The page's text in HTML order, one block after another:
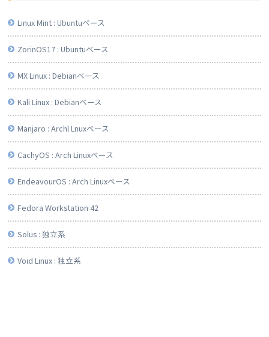
Linux Mint : Ubuntuベース
ZorinOS17 : Ubuntuベース
MX Linux : Debianベース
Kali Linux : Debianベース
Manjaro : Archl Lnuxベース
CachyOS : Arch Linuxベース
EndeavourOS : Arch Linuxベース
Fedora Workstation 42
Solus : 独立系
Void Linux : 独立系